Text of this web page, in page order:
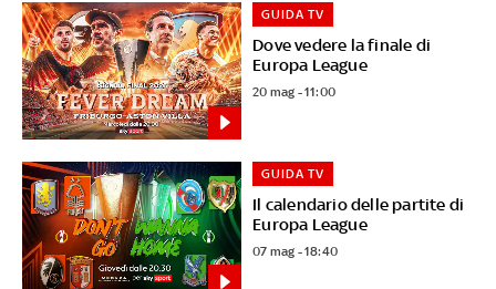
Dove vedere la finale di
Europa League
GUIDA TV
20 mag - 11:00
Il calendario delle partite di
Europa League
GUIDA TV
07 mag - 18:40